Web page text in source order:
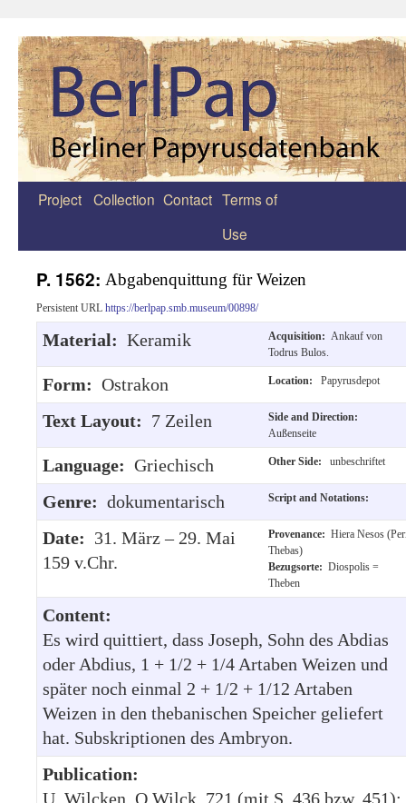
Zum
Project Collection Contact Terms of
Use
P. 1562: Abgabenquittung für Weizen
Persistent URL https://berlpap.smb.museum/00898/
Material: Keramik Acquisition: Ankauf von
Todrus Bulos.
Form: Ostrakon Location: Papyrusdepot
Text Layout: 7 Zeilen
Side and Direction:
Außenseite
Language: Griechisch Other Side: unbeschriftet
Genre: dokumentarisch Script and Notations:
Date: 31. März – 29. Mai
159 v.Chr.
Provenance: Hiera Nesos
Thebas)
Bezugsorte: Diospolis =
Theben
Content:
Es wird quittiert, dass Joseph, Sohn des Abdias
oder Abdius, 1 + 1/2 + 1/4 Artaben Weizen und
später noch einmal 2 + 1/2 + 1/12 Artaben
Weizen in den thebanischen Speicher geliefert
hat. Subskriptionen des Ambryon.
Publication:
U. Wilcken, O.Wilck. 721 (mit S. 436 bzw. 451);